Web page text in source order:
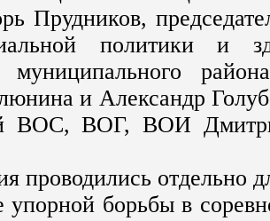
Прудников,
политики и
муниципального
и Александр
ВОС, ВОГ, ВОИ
проводились отдельно
упорной борьбы в